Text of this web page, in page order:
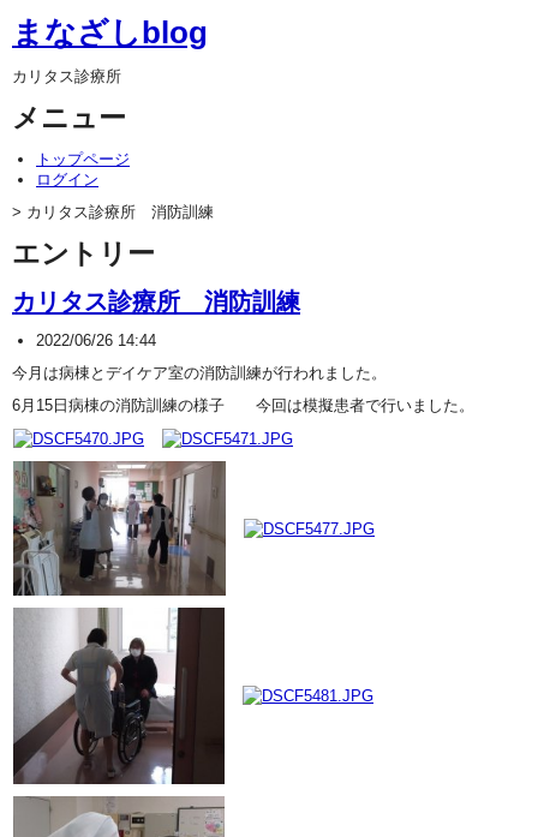
まなざしblog
カリタス診療所
メニュー
トップページ
ログイン
> カリタス診療所 消防訓練
エントリー
カリタス診療所 消防訓練
2022/06/26 14:44
今月は病棟とデイケア室の消防訓練が行われました。
6月15日病棟の消防訓練の様子 今回は模擬患者で行いました。